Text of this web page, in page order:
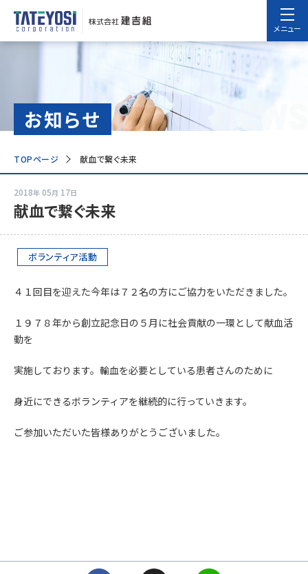
メニュー
お知らせ news
TOPページ 献血で繋ぐ未来
2018年 05月 17日
献血で繋ぐ未来
ボランティア活動
４１回目を迎えた今年は７２名の方にご協力をいただきました。
１９７８年から創立記念日の５月に社会貢献の一環として献血活
動を
実施しております。輸血を必要としている患者さんのために
身近にできるボランティアを継続的に行っていきます。
ご参加いただいた皆様ありがとうございました。